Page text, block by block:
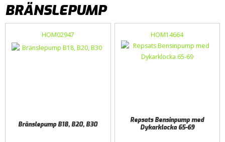
BRÄNSLEPUMP
HOM02947
Bränslepump B18, B20, B30
HOM14664
Repsats Bensinpump med
Dykarklocka 65-69